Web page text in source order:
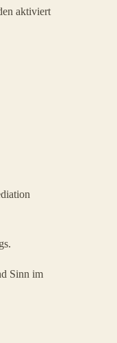
aktiviert
Sinn im